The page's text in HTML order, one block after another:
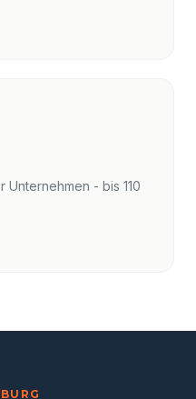
Unternehmen - bis 110